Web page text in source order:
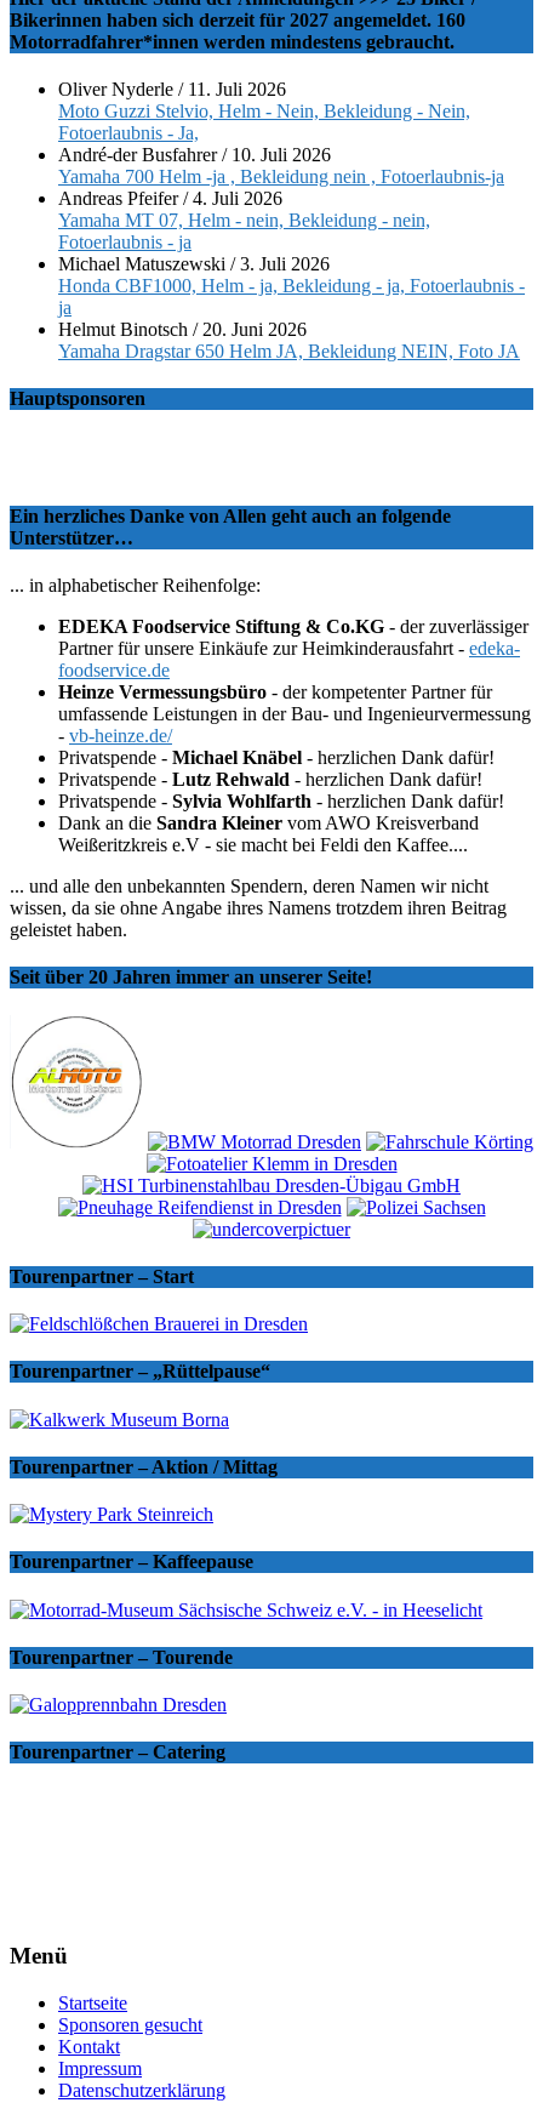
Bikerinnen haben sich derzeit für 2027 angemeldet. 160
Motorradfahrer*innen werden mindestens gebraucht.
Oliver Nyderle / 11. Juli 2026
Moto Guzzi Stelvio, Helm - Nein, Bekleidung - Nein,
Fotoerlaubnis - Ja,
André-der Busfahrer/ 10. Juli 2026
Yamaha 700 Helm -ja , Bekleidung nein , Fotoerlaubnis-ja
Andreas Pfeifer/4. Juli 2026
Yamaha MT 07, Helm - nein, Bekleidung - nein,
Fotoerlaubnis - ja
Michael Matuszewski /3. Juli 2026
Honda CBF1000, Helm - ja, Bekleidung - ja, Fotoerlaubnis -
ja
Helmut Binotsch / 20. Juni 2026
Yamaha Dragstar 650 Helm JA, Bekleidung NEIN, Foto JA
Hauptsponsoren
Ein herzliches Danke von Allen geht auch an folgende
Unterstützer…
... in alphabetischer Reihenfolge:
EDEKA Foodservice Stiftung & Co.KG - der zuverlässiger
Partner für unsere Einkäufe zur Heimkinderausfahrt - edeka-
foodservice.de
Heinze Vermessungsbüro - der kompetenter Partner für
umfassende Leistungen in der Bau- und Ingenieurvermessung
- vb-heinze.de/
Privatspende - Michael Knäbel - herzlichen Dank dafür!
Privatspende - Lutz Rehwald - herzlichen Dank dafür!
Privatspende - Sylvia Wohlfarth - herzlichen Dank dafür!
Dank an die Sandra Kleiner vom AWO Kreisverband
Weißeritzkreis e.V - sie macht bei Feldi den Kaffee....
... und alle den unbekannten Spendern, deren Namen wir nicht
wissen, da sie ohne Angabe ihres Namens trotzdem ihren Beitrag
geleistet haben.
Seit über 20 Jahren immer an unserer Seite!
Tourenpartner – Start
Tourenpartner – „Rüttelpause“
Tourenpartner – Aktion / Mittag
Tourenpartner – Kaffeepause
Tourenpartner – Tourende
Tourenpartner – Catering
Menü
Startseite
Sponsoren gesucht
Kontakt
Impressum
Datenschutzerklärung